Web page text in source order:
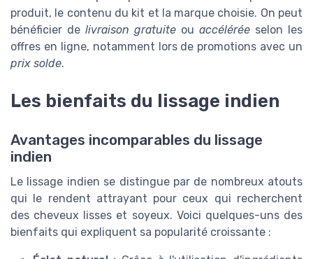
produit, le contenu du kit et la marque choisie. On peut
bénéficier de livraison gratuite ou accélérée selon les
offres en ligne, notamment lors de promotions avec un
prix solde.
Les bienfaits du lissage indien
Avantages incomparables du lissage
indien
Le lissage indien se distingue par de nombreux atouts
qui le rendent attrayant pour ceux qui recherchent
des cheveux lisses et soyeux. Voici quelques-uns des
bienfaits qui expliquent sa popularité croissante :